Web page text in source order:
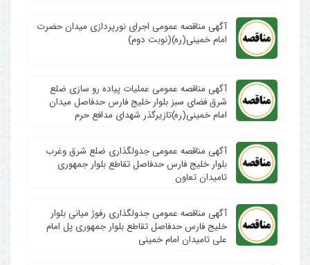
آگهی مناقصه عمومی اجرای نورپردازی میدان حضرت
امام خمینی(ره)(نوبت دوم)
آگهی مناقصه عمومی عملیات پیاده رو سازی ضلع
شرق فضای سبز بلوار خلیج فارس حدفاصل میدان
امام خمینی(ره)تازیرگذر شهدای مدافع حرم
آگهی مناقصه عمومی جدولگذاری ضلع شرق وغرب
بلوار خلیج فارس حدفاصل تقاطع بلوار جمهوری
تامیدان تعاون
آگهی مناقصه عمومی جدولگذاری رفوژ میانی بلوار
خلیج فارس حدفاصل تقاطع بلوار جمهوری پل امام
علی تامیدان امام خمینی